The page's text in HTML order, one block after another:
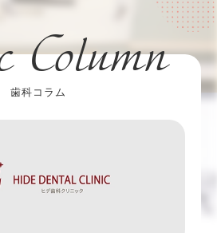
Column
歯科コラム